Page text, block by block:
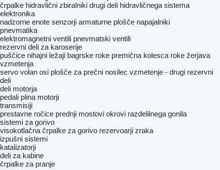
črpalke hidravlični zbiralniki drugi deli hidravličnega sistema
elektronika
nadzorne enote senzorji armaturne plošče napajalniki
pnevmatika
elektromagnetni ventili pnevmatski ventili
rezervni deli za karoserije
puščice nihajni ležaji bagrske roke premična kolesca roke žerjava
vzmetenja
servo volan osi plošče za prečni nosilec vzmetenje - drugi rezervni
deli
deli motorja
pedali plina motorji
transmisiji
prestavne ročice prednji mostovi okrovi razdelilnega gonila
sistemi za gorivo
visokotlačna črpalke za gorivo rezervoarji zraka
izpušni sistemi
katalizatorji
deli za kabine
črpalke za pranje